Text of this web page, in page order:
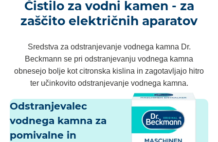
Čistilo za vodni kamen - za
zaščito električnih aparatov
Sredstva za odstranjevanje vodnega kamna Dr.
Beckmann se pri odstranjevanju vodnega kamna
obnesejo bolje kot citronska kislina in zagotavljajo hitro
ter učinkovito odstranjevanje vodnega kamna.
Odstranjevalec
vodnega kamna za
pomivalne in